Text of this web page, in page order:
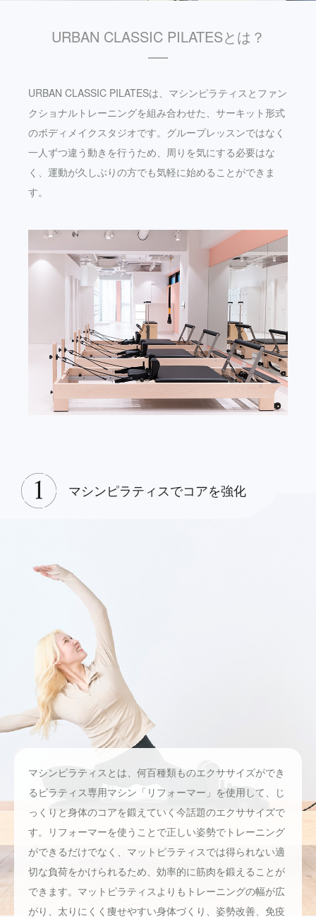
URBAN CLASSIC PILATESとは？
URBAN CLASSIC PILATESは、マシンピラティスとファン
クショナルトレーニングを組み合わせた、サーキット形式
のボディメイクスタジオです。グループレッスンではなく
一人ずつ違う動きを行うため、周りを気にする必要はな
く、運動が久しぶりの方でも気軽に始めることができま
す。
マシンピラティスでコアを強化
マシンピラティスとは、何百種類ものエクササイズができ
るピラティス専用マシン「リフォーマー」を使用して、じ
っくりと身体のコアを鍛えていく今話題のエクササイズで
す。リフォーマーを使うことで正しい姿勢でトレーニング
ができるだけでなく、マットピラティスでは得られない適
切な負荷をかけられるため、効率的に筋肉を鍛えることが
できます。マットピラティスよりもトレーニングの幅が広
がり、太りにくく痩せやすい身体づくり、姿勢改善、免疫